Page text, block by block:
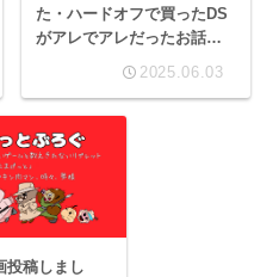
た・ハードオフで買ったDS
がアレでアレだったお話＋
2025.06.03
投稿しまし